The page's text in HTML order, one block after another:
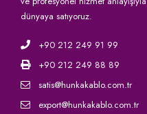
dünyaya satıyoruz.
+90 212 249 91 99
+90 212 249 88 89
satis@hunkakablo.com.tr
export@hunkakablo.com.tr